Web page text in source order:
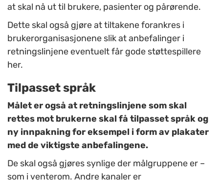
at skal nå ut til brukere, pasienter og pårørende.
Dette skal også gjøre at tiltakene forankres i
brukerorganisasjonene slik at anbefalinger i
retningslinjene eventuelt får gode støttespillere
her.
Tilpasset språk
Målet er også at retningslinjene som skal
rettes mot brukerne skal få tilpasset språk og
ny innpakning for eksempel i form av plakater
med de viktigste anbefalingene.
De skal også gjøres synlige der målgruppene er –
som i venterom. Andre kanaler er